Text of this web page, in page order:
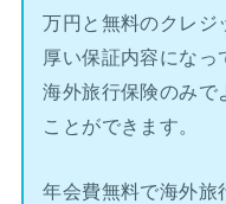
万円と無料のクレジ
厚い保証内容になっ
海外旅行保険のみで
ことができます。
年会費無料で海外旅